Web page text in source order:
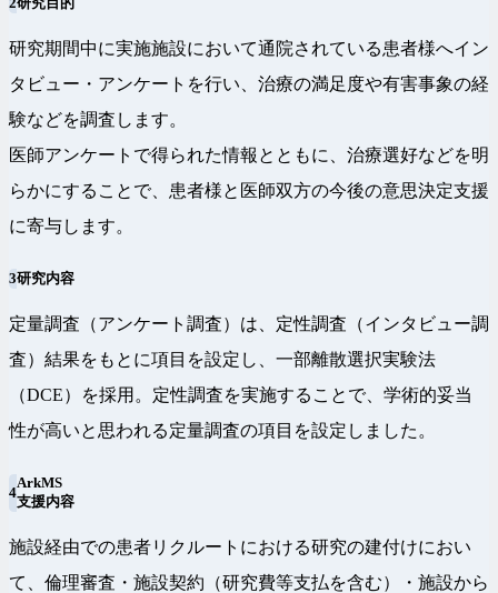
研究期間中に実施施設において通院されている患者様へイン
タビュー・アンケートを行い、治療の満足度や有害事象の経
験などを調査します。
医師アンケートで得られた情報とともに、治療選好などを明
らかにすることで、患者様と医師双方の今後の意思決定支援
に寄与します。
3研究内容
定量調査（アンケート調査）は、定性調査（インタビュー調
査）結果をもとに項目を設定し、一部離散選択実験法
（DCE）を採用。定性調査を実施することで、学術的妥当
性が高いと思われる定量調査の項目を設定しました。
4
ArkMS
支援内容
施設経由での患者リクルートにおける研究の建付けにおい
て、倫理審査・施設契約（研究費等支払を含む）・施設から